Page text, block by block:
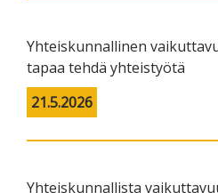
Yhteiskunnallinen
tapaa tehdä yhteistyötä
21.5.2026
Yhteiskunnallista